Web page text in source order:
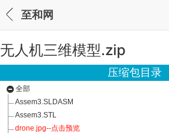
至和网
无人机三维模型.zip
压缩包目录
全部
Assem3.SLDASM
Assem3.STL
drone.jpg--点击预览